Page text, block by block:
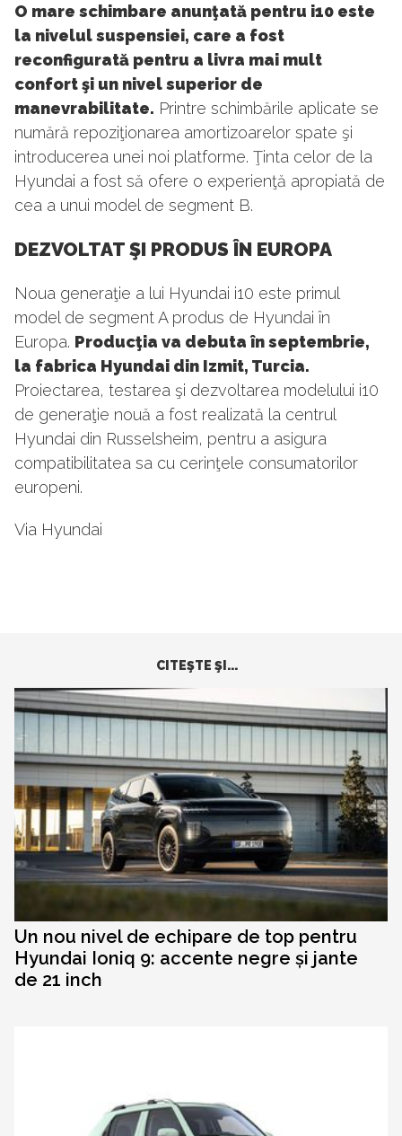
O mare schimbare anunţată pentru i10 este
la nivelul suspensiei, care a fost
reconfigurată pentru a livra mai mult
confort şi un nivel superior de
manevrabilitate. Printre schimbările aplicate se
numără repoziţionarea amortizoarelor spate şi
introducerea unei noi platforme. Ţinta celor de la
Hyundai a fost să ofere o experienţă apropiată de
cea a unui model de segment B.
DEZVOLTAT ŞI PRODUS ÎN EUROPA
Noua generaţie a lui Hyundai i10 este primul
model de segment A produs de Hyundai în
Europa. Producţia va debuta în septembrie,
la fabrica Hyundai din Izmit, Turcia.
Proiectarea, testarea şi dezvoltarea modelului i10
de generaţie nouă a fost realizată la centrul
Hyundai din Russelsheim, pentru a asigura
compatibilitatea sa cu cerinţele consumatorilor
europeni.
Via Hyundai
CITEŞTE ŞI...
Un nou nivel de echipare de top pentru
Hyundai Ioniq 9: accente negre și jante
de 21 inch